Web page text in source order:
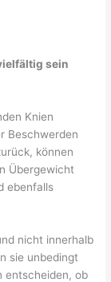
sein
Knien
Beschwerden
können
Übergewicht
ebenfalls
nicht innerhalb
sie unbedingt
entscheiden, ob